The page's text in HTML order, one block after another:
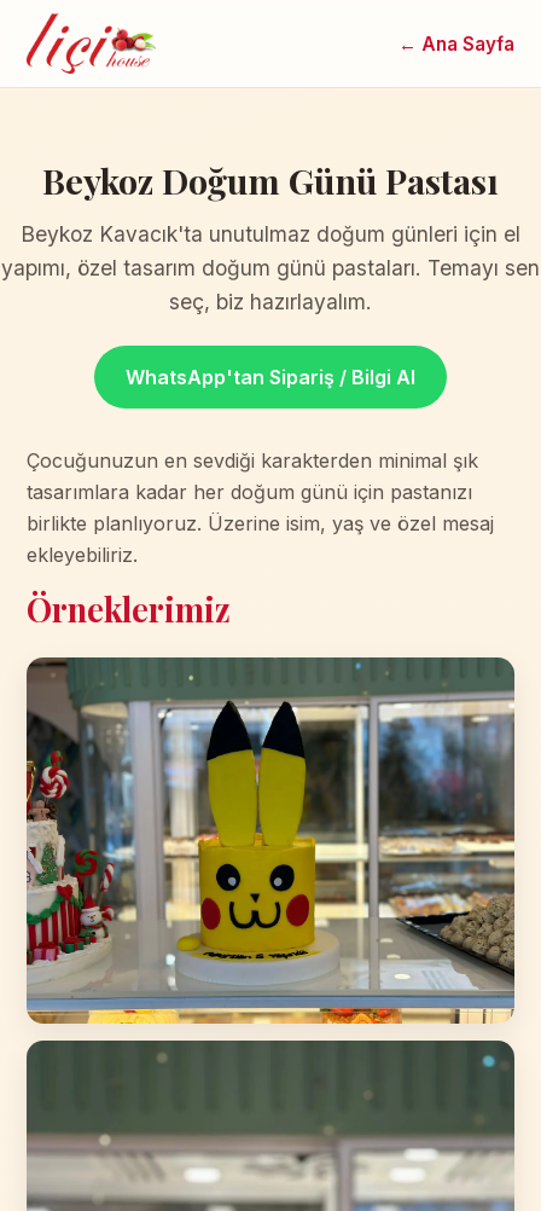
← Ana Sayfa
Beykoz Doğum Günü Pastası
Beykoz Kavacık'ta unutulmaz doğum günleri için el
yapımı, özel tasarım doğum günü pastaları. Temayı sen
seç, biz hazırlayalım.
WhatsApp'tan Sipariş / Bilgi Al
Çocuğunuzun en sevdiği karakterden minimal şık
tasarımlara kadar her doğum günü için pastanızı
birlikte planlıyoruz. Üzerine isim, yaş ve özel mesaj
ekleyebiliriz.
Örneklerimiz